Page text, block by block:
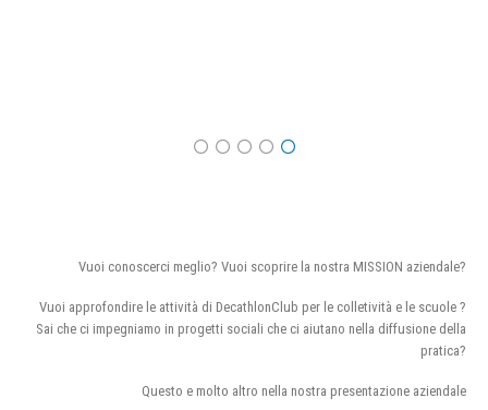
Vuoi conoscerci meglio? Vuoi scoprire la nostra MISSION aziendale?
Vuoi approfondire le attività di DecathlonClub per le colletività e le scuole ?
Sai che ci impegniamo in progetti sociali che ci aiutano nella diffusione della
pratica?
Questo e molto altro nella nostra presentazione aziendale